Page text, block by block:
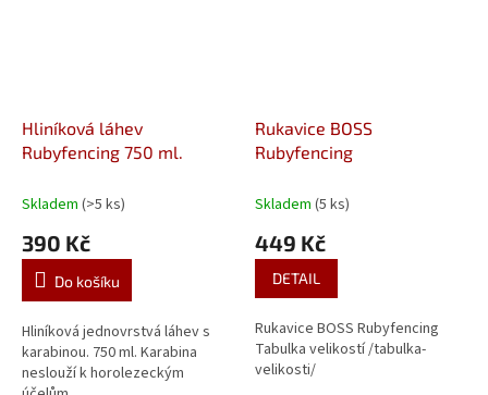
Hliníková láhev
Rubyfencing 750 ml.
Skladem (>5 ks)
390 Kč
Do košíku
Hliníková jednovrstvá láhev s
karabinou. 750 ml. Karabina
neslouží k horolezeckým
Rukavice BOSS
Rubyfencing
Skladem (5 ks)
449 Kč
DETAIL
Rukavice BOSS Rubyfencing
Tabulka velikostí /tabulka-
velikosti/